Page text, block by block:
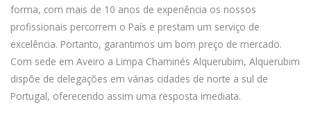
forma, com mais de 10 anos de experiência os nossos
profissionais percorrem o País e prestam um serviço de
excelência. Portanto, garantimos um bom preço de mercado.
Com sede em Aveiro a Limpa Chaminés Alquerubim, Alquerubim
dispõe de delegações em várias cidades de norte a sul de
Portugal, oferecendo assim uma resposta imediata.